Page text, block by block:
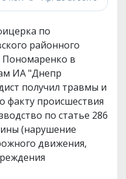
по
районного
в
ИА "Днепр
получил травмы и
факту происшествия
по статье 286
(нарушение
движения,